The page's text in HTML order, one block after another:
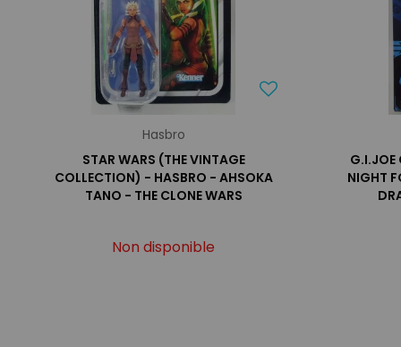
Hasbro
STAR WARS (THE VINTAGE
COLLECTION) - HASBRO - AHSOKA
TANO - THE CLONE WARS
Non disponible
G.I.JOE
NIGHT